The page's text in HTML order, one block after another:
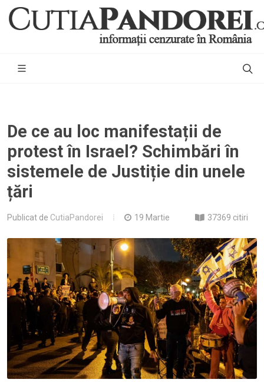
De ce au loc manifestații de
protest în Israel? Schimbări în
sistemele de Justiție din unele
țări
Publicat de CutiaPandorei 19 Martie 37369 citiri